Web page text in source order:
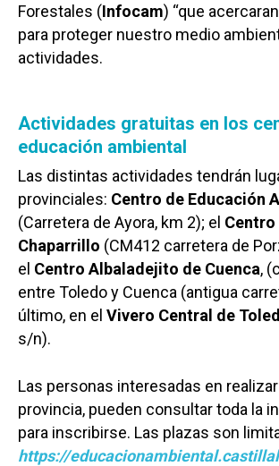
Forestales (Infocam) “que
para proteger nuestro medio
actividades.
Actividades gratuitas en los
educación ambiental
Las distintas actividades tendrán
provinciales: Centro de Educación
(Carretera de Ayora, km 2); el Centro
Chaparrillo (CM412 carretera de
el Centro Albaladejito de Cuenca,
entre Toledo y Cuenca (antigua
último, en el Vivero Central de
s/n).
Las personas interesadas en
provincia, pueden consultar toda la
para inscribirse. Las plazas son
https://